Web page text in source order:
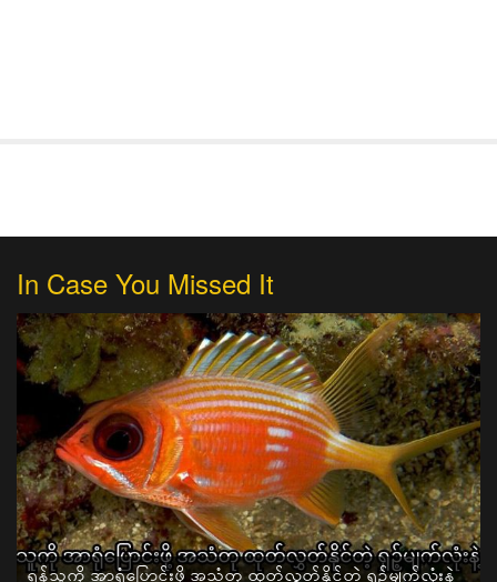
In Case You Missed It
ရန်သူကို အာရုံပြောင်းဖို့ အသံတု ထုတ်လွှတ်နိုင်တဲ့ ရှဉ့်မျက်လုံးနဲ့